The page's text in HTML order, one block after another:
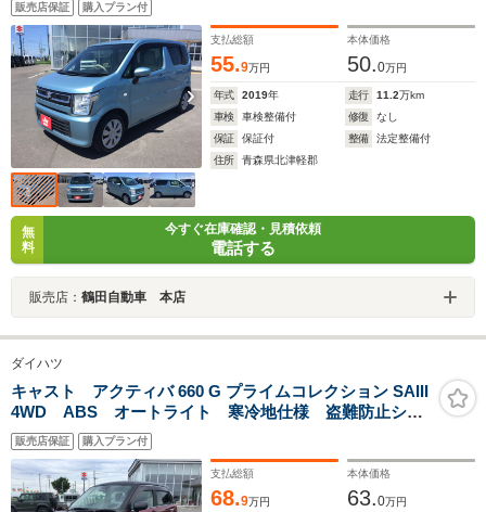
販売店保証 購入プラン付
支払総額
55.9万円
本体価格
50.0万円
年式 2019年 走行 11.2万km
車検
車検整備付 修復
なし
保証
保証付 整備
法定整備付
住所
青森県北津軽郡
無
料
今すぐ在庫確認・見積依頼
電話する
販売店： 鶴田自動車 本店
ダイハツ
キャスト アクティバ 660 G プライムコレクション SAIII
4WD ABS オートライト 寒冷地仕様 盗難防止シス
テム スマートキー 衝突被害軽減システム LEDヘッ
ド バックカメラ シートヒーター フルセグTV
ETC ブルートゥース
販売店保証 購入プラン付
支払総額
68.9万円
本体価格
63.0万円